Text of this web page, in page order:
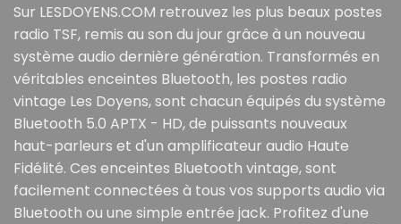
Sur LESDOYENS.COM retrouvez les plus beaux postes
radio TSF, remis au son du jour grâce à un nouveau
système audio dernière génération. Transformés en
véritables enceintes Bluetooth, les postes radio
vintage Les Doyens, sont chacun équipés du système
Bluetooth 5.0 APTX - HD, de puissants nouveaux
haut-parleurs et d'un amplificateur audio Haute
Fidélité. Ces enceintes Bluetooth vintage, sont
facilement connectées à tous vos supports audio via
Bluetooth ou une simple entrée jack. Profitez d'une